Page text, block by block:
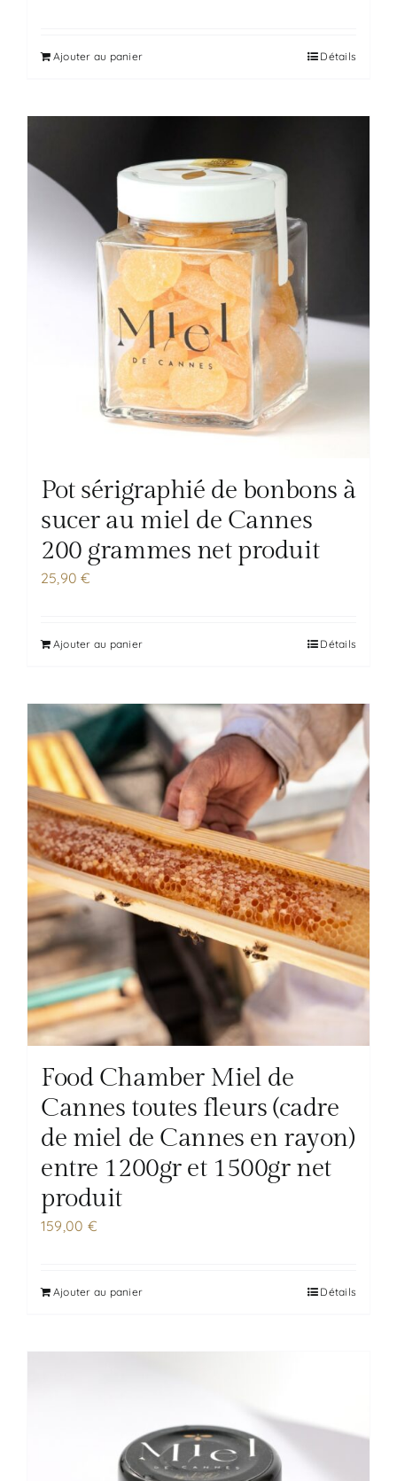
Ajouter au panier Détails
Pot sérigraphié de bonbons à
sucer au miel de Cannes
200 grammes net produit
25,90€
Ajouter au panier Détails
Food Chamber Miel de
Cannes toutes fleurs (cadre
de miel de Cannes en rayon)
entre 1200gr et 1500gr net
produit
159,00 €
Ajouter au panier Détails